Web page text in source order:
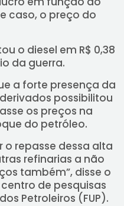
caso, o preço do
o diesel em R$ 0,38
da guerra.
a forte presença da
possibilitou
os preços na
do petróleo.
o repasse dessa alta
refinarias a não
também”, disse o
de pesquisas
Petroleiros (FUP).